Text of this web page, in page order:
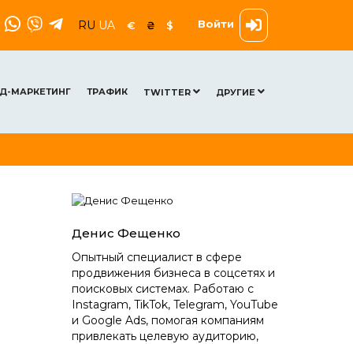
RU UA € ₴ $ Войти
МАРКЕТИНГ ТРАФИК TWITTER ДРУГИЕ
Денис Фещенко
Опытный специалист в сфере
продвижения бизнеса в соцсетях и
поисковых системах. Работаю с
Instagram, TikTok, Telegram, YouTube
и Google Ads, помогая компаниям
привлекать целевую аудиторию,